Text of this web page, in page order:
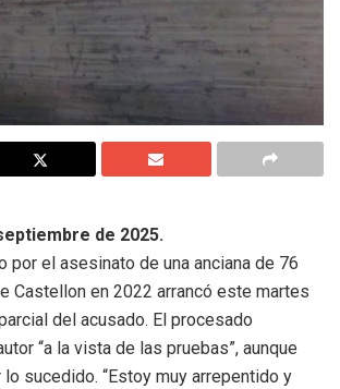
de 2025.
por el asesinato de una anciana de 76
Castellon en 2022 arrancó este martes
del acusado. El procesado
“a la vista de las pruebas”, aunque
sucedido. “Estoy muy arrepentido y